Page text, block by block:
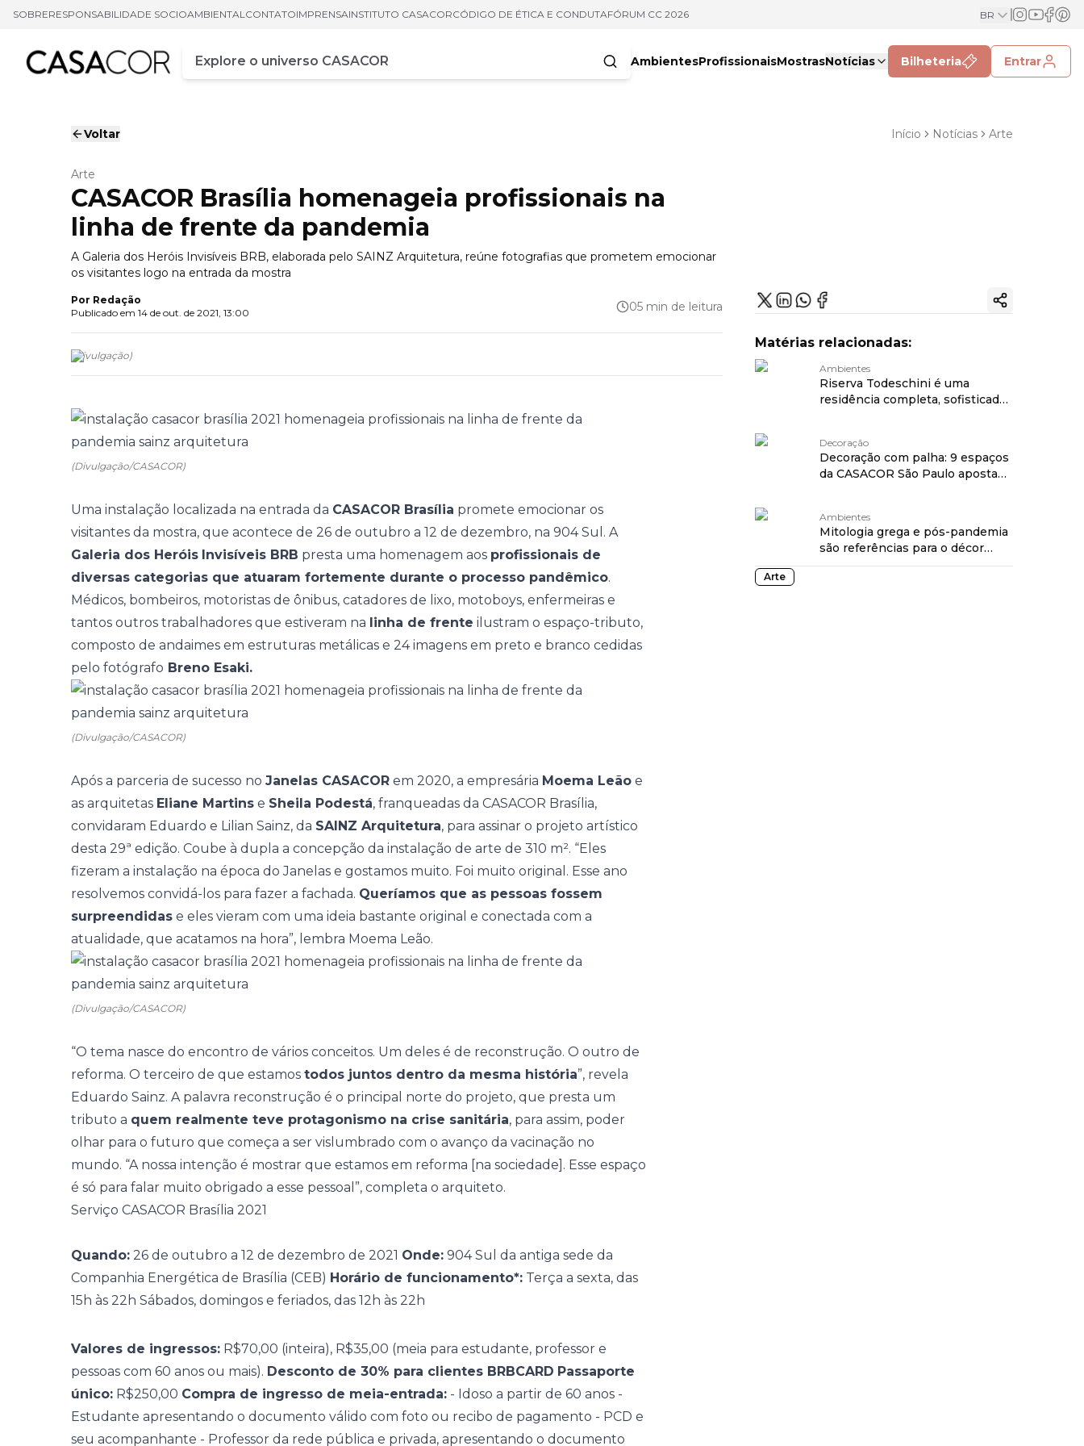
SOBRERESPONSABILIDADE SOCIOAMBIENTALCONTATOIMPRENSAINSTITUTO CASACORCÓDIGO DE ÉTICA E CONDUTAFÓRUM CC 2026 BR
Campo de busca
Digite pelo menos três caracteres
AmbientesProfissionaisMostrasNotícias Bilheteria Entrar
Voltar Início Notícias Arte
Arte
CASACOR Brasília homenageia profissionais na
linha de frente da pandemia
A Galeria dos Heróis Invisíveis BRB, elaborada pelo SAINZ Arquitetura, reúne fotografias que prometem emocionar
os visitantes logo na entrada da mostra
Por Redação
Publicado em 14 de out. de 2021, 13:00 05 min de leitura
(Divulgação)
(Divulgação/CASACOR)
Uma instalação localizada na entrada da CASACOR Brasília promete emocionar os
visitantes da mostra, que acontece de 26 de outubro a 12 de dezembro, na 904 Sul. A
Galeria dos Heróis Invisíveis BRB presta uma homenagem aos profissionais de
diversas categorias que atuaram fortemente durante o processo pandêmico.
Médicos, bombeiros, motoristas de ônibus, catadores de lixo, motoboys, enfermeiras e
tantos outros trabalhadores que estiveram na linha de frente ilustram o espaço-tributo,
composto de andaimes em estruturas metálicas e 24 imagens em preto e branco cedidas
pelo fotógrafo Breno Esaki.
(Divulgação/CASACOR)
Após a parceria de sucesso no Janelas CASACOR em 2020, a empresária Moema Leão e
as arquitetas Eliane Martins e Sheila Podestá, franqueadas da CASACOR Brasília,
convidaram Eduardo e Lilian Sainz, da SAINZ Arquitetura, para assinar o projeto artístico
desta 29ª edição. Coube à dupla a concepção da instalação de arte de 310 m². “Eles
fizeram a instalação na época do Janelas e gostamos muito. Foi muito original. Esse ano
resolvemos convidá-los para fazer a fachada. Queríamos que as pessoas fossem
surpreendidas e eles vieram com uma ideia bastante original e conectada com a
atualidade, que acatamos na hora”, lembra Moema Leão.
(Divulgação/CASACOR)
“O tema nasce do encontro de vários conceitos. Um deles é de reconstrução. O outro de
reforma. O terceiro de que estamos todos juntos dentro da mesma história”, revela
Eduardo Sainz. A palavra reconstrução é o principal norte do projeto, que presta um
tributo a quem realmente teve protagonismo na crise sanitária, para assim, poder
olhar para o futuro que começa a ser vislumbrado com o avanço da vacinação no
mundo. “A nossa intenção é mostrar que estamos em reforma [na sociedade]. Esse espaço
é só para falar muito obrigado a esse pessoal”, completa o arquiteto.
Serviço CASACOR Brasília 2021
Quando: 26 de outubro a 12 de dezembro de 2021 Onde: 904 Sul da antiga sede da
Companhia Energética de Brasília (CEB) Horário de funcionamento*: Terça a sexta, das
15h às 22h Sábados, domingos e feriados, das 12h às 22h
Valores de ingressos: R$70,00 (inteira), R$35,00 (meia para estudante, professor e
pessoas com 60 anos ou mais). Desconto de 30% para clientes BRBCARD Passaporte
único: R$250,00 Compra de ingresso de meia-entrada: - Idoso a partir de 60 anos -
Estudante apresentando o documento válido com foto ou recibo de pagamento - PCD e
seu acompanhante - Professor da rede pública e privada, apresentando o documento
Copiar link
Matérias relacionadas:
Ambientes
Riserva Todeschini é uma
residência completa, sofisticada
Decoração
Decoração com palha: 9 espaços
da CASACOR São Paulo apostam
Ambientes
Mitologia grega e pós-pandemia
são referências para o décor
desta suíte
Arte